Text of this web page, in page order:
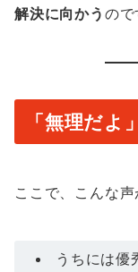
解決に向かう ので
「無理だ
ここで、こんな声
うちには優